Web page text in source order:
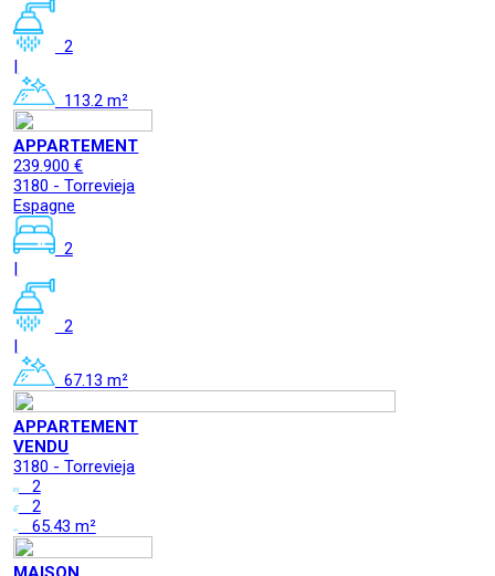
2
|
113.2 m²
APPARTEMENT
239.900 €
3180 - Torrevieja
Espagne
2
2
|
67.13 m²
APPARTEMENT
VENDU
3180 - Torrevieja
2
2
65.43 m²